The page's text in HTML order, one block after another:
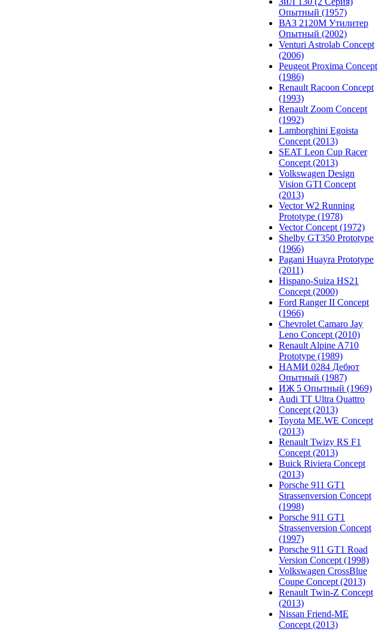
Опытный (1957)
ВАЗ 2120М Утилитер
Опытный (2002)
Venturi Astrolab Concept
(2006)
Peugeot Proxima Concept
(1986)
Renault Racoon Concept
(1993)
Renault Zoom Concept
(1992)
Lamborghini Egoista
Concept (2013)
SEAT Leon Cup Racer
Concept (2013)
Volkswagen Design
Vision GTI Concept
(2013)
Vector W2 Running
Prototype (1978)
Vector Concept (1972)
Shelby GT350 Prototype
(1966)
Pagani Huayra Prototype
(2011)
Hispano-Suiza HS21
Concept (2000)
Ford Ranger II Concept
(1966)
Chevrolet Camaro Jay
Leno Concept (2010)
Renault Alpine A710
Prototype (1989)
НАМИ 0284 Дебют
Опытный (1987)
ИЖ 5 Опытный (1969)
Audi TT Ultra Quattro
Concept (2013)
Toyota ME.WE Concept
(2013)
Renault Twizy RS F1
Concept (2013)
Buick Riviera Concept
(2013)
Porsche 911 GT1
Strassenversion Concept
(1998)
Porsche 911 GT1
Strassenversion Concept
(1997)
Porsche 911 GT1 Road
Version Concept (1998)
Volkswagen CrossBlue
Coupe Concept (2013)
Renault Twin-Z Concept
(2013)
Nissan Friend-ME
Concept (2013)